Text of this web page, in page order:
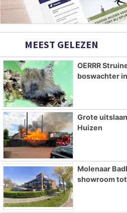
MEEST GELEZEN
OERRR
boswachter
Grote
Huizen
Molenaar
showroom